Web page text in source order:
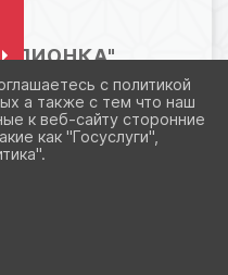
с политикой
а также с тем что наш
к веб-сайту сторонние
как "Госуслуги",